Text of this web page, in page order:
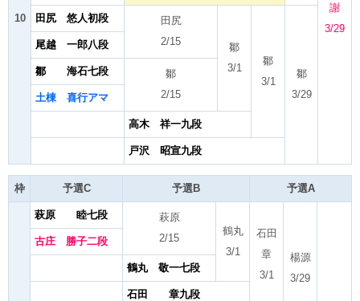
10
謝
3/29
田尻 悠人初段
田尻
2/15
鄒
3/1
鄒
3/1
鄒
3/29
尾越 一郎八段
鄒 海石七段
鄒
2/15
土棟 喜行アマ
高木 祥一九段
戸沢 昭宣九段
枠 予選C 予選B 予選A
萩原 睦七段
萩原
2/15
鶴丸
3/1
石田
章
3/1
楊源
3/29
古庄 勝子二段
鶴丸 敬一七段
石田 章九段